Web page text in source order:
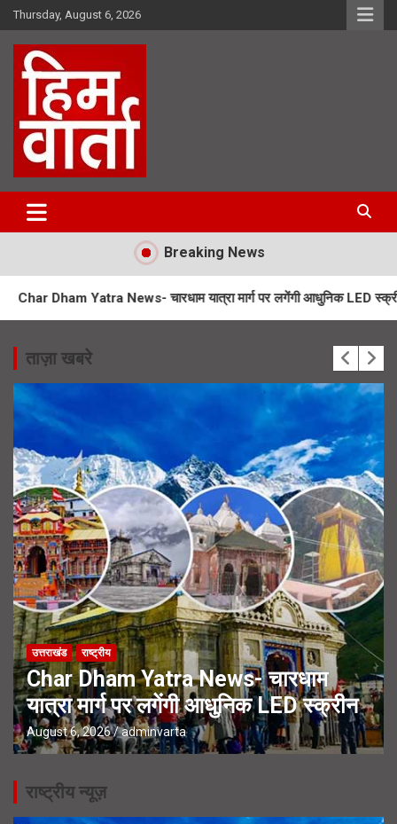
Skip
to
content
Thursday, August 6, 2026
Him Varta
Breaking News
News- चारधाम यात्रा मार्ग पर लगेंगी आधुनिक LED स्क्रीन SIR
ताज़ा खबरे
उत्तराखंड राष्ट्रीय
Char Dham Yatra News- चारधाम
यात्रा मार्ग पर लगेंगी आधुनिक LED स्क्रीन
August 6, 2026 adminvarta
राष्ट्रीय न्यूज़